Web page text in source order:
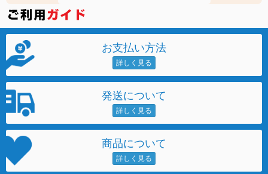
お支払い方法
発送について
商品について